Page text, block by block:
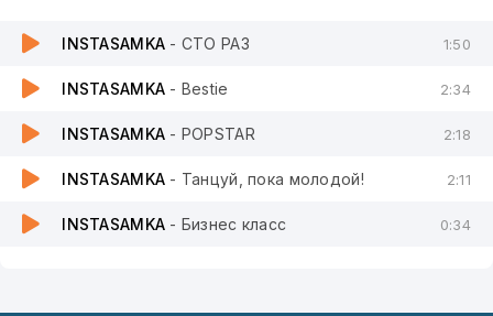
INSTASAMKA - СТО РАЗ 1:50
INSTASAMKA - Bestie 2:34
INSTASAMKA - POPSTAR 2:18
INSTASAMKA - Танцуй, пока молодой! 2:11
INSTASAMKA - Бизнес класс 0:34